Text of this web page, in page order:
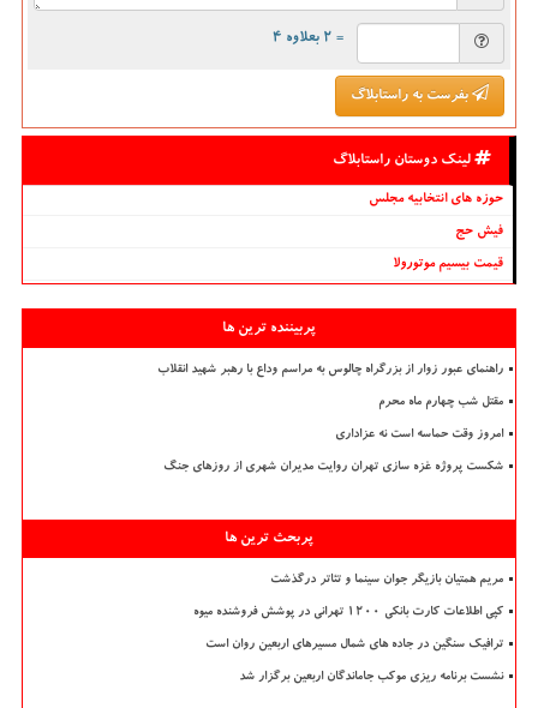
= ۲ بعلاوه ۴
بفرست به راستابلاگ
لینک دوستان راستابلاگ
حوزه های انتخابیه مجلس
فیش حج
قیمت بیسیم موتورولا
پربیننده ترین ها
راهنمای عبور زوار از بزرگراه چالوس به مراسم وداع با رهبر شهید انقلاب
مقتل شب چهارم ماه محرم
امروز وقت حماسه است نه عزاداری
شکست پروژه غزه سازی تهران روایت مدیران شهری از روزهای جنگ
پربحث ترین ها
مریم همتیان بازیگر جوان سینما و تئاتر درگذشت
کپی اطلاعات کارت بانکی ۱۲۰۰ تهرانی در پوشش فروشنده میوه
ترافیک سنگین در جاده های شمال مسیرهای اربعین روان است
نشست برنامه ریزی موکب جاماندگان اربعین برگزار شد